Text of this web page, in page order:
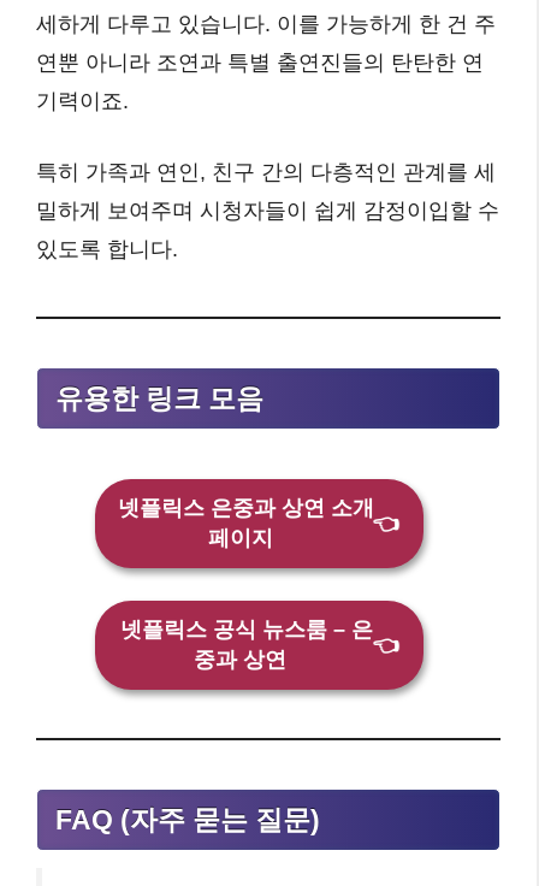
세하게 다루고 있습니다. 이를 가능하게 한 건 주
연뿐 아니라 조연과 특별 출연진들의 탄탄한 연
기력이죠.
특히 가족과 연인, 친구 간의 다층적인 관계를 세
밀하게 보여주며 시청자들이 쉽게 감정이입할 수
있도록 합니다.
유용한 링크 모음
넷플릭스 은중과 상연 소개
페이지
👈
넷플릭스 공식 뉴스룸 – 은
중과 상연
👈
FAQ (자주 묻는 질문)